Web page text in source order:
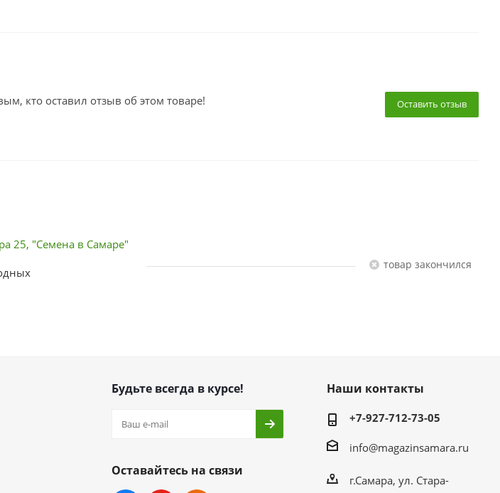
Оставить отзыв
кто оставил отзыв об этом товаре!
25, "Семена в Самаре"
Товар закончился
Будьте всегда в курсе!
Оставайтесь на связи
Наши контакты
+7-927-712-73-05
info@magazinsamara.ru
г.Самара, ул. Стара-